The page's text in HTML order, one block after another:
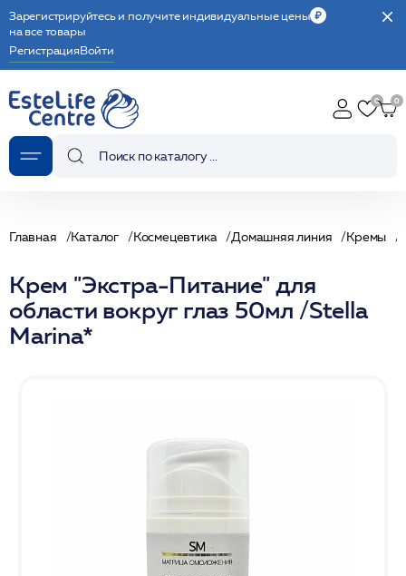
Зарегистрируйтесь и получите индивидуальные цены
на все товары
РегистрацияВойти
Главная Каталог Космецевтика Домашняя линия Кремы
Крем "Экстра-Питание" для
области вокруг глаз 50мл /Stella
Marina*